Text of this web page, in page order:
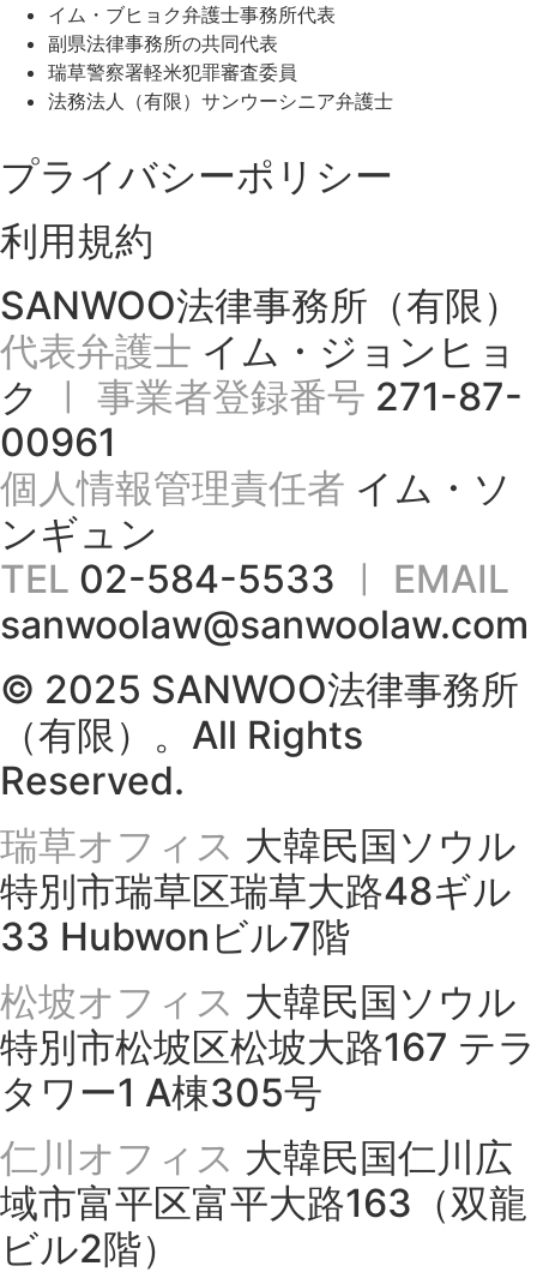
イム・ブヒョク弁護士事務所代表
副県法律事務所の共同代表
瑞草警察署軽米犯罪審査委員
法務法人（有限）サンウーシニア弁護士
プライバシーポリシー
利用規約
SANWOO法律事務所（有限）
代表弁護士 イム・ジョンヒョ
ク
ㅣ 事業者登録番号 271-87-
00961
個人情報管理責任者 イム・ソ
ンギュン
TEL 02-584-5533 ㅣ EMAIL
sanwoolaw@sanwoolaw.com
© 2025 SANWOO法律事務所
（有限）。All Rights
Reserved.
瑞草オフィス 大韓民国ソウル
特別市瑞草区瑞草大路48ギル
33 Hubwonビル7階
松坡オフィス 大韓民国ソウル
特別市松坡区松坡大路167 テラ
タワー1 A棟305号
仁川オフィス 大韓民国仁川広
域市富平区富平大路163（双龍
ビル2階）